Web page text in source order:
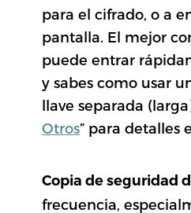
para el cifrado, o a
pantalla. El mejor
puede entrar
y sabes como usar un
llave separada
Otros” para detalles
Copia de seguridad
frecuencia,